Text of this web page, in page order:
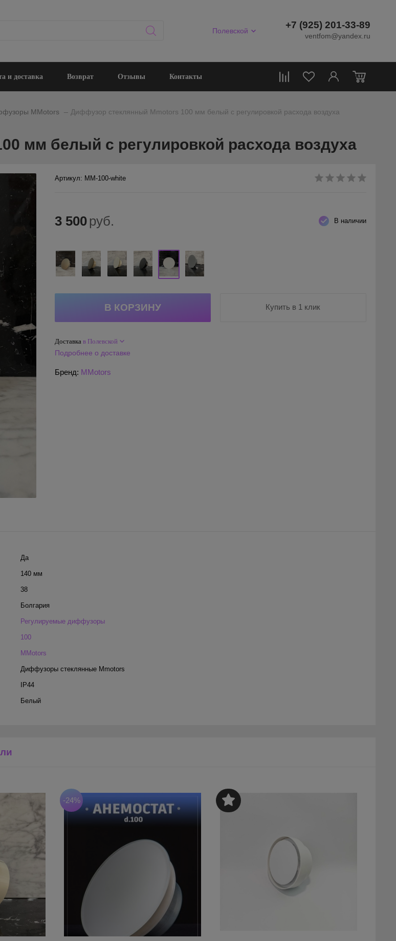
Полевской
+7 (925) 201-33-89
ventfom@yandex.ru
0
и доставка Возврат Отзывы Контакты
MMotors Диффузор стеклянный Mmotors 100 мм белый с регулировкой расхода воздуха
мм белый с регулировкой расхода воздуха
Артикул: MM-100-white
В наличии
3 500 руб.
Купить в 1 клик
Доставка в Полевской
Подробнее о доставке
Бренд: MMotors
Да
140 мм
38
Болгария
Регулируемые диффузоры
100
MMotors
Диффузоры стеклянные Mmotors
IP44
Белый
-24%